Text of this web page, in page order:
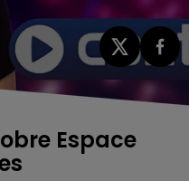
Espace